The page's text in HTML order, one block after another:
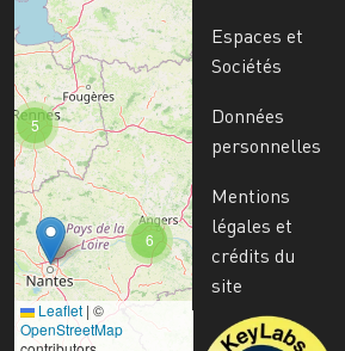
6
5
Leaflet | ©
OpenStreetMap
Espaces et
Sociétés
Données
personnelles
Mentions
légales et
crédits du
site
Image